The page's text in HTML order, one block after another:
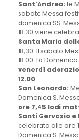
Sant’Andrea: le
sabato Messa
domenica SS.
18.30 viene
Santa Maria
18,30. Il sabato
18.00. La Domenica
venerdì
12.00.
San Leonardo:
Domenica S.
ore 7,45 lodi
Santi Gervasio e
celebrata alle ore
Domenica S.